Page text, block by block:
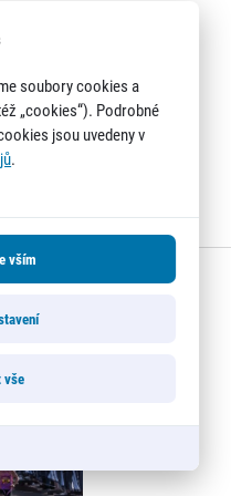
otevřeny. Sledujte dále
v plné velikosti.
soubory cookies a
„cookies“). Podrobné
jsou uvedeny v
.
vším
vše